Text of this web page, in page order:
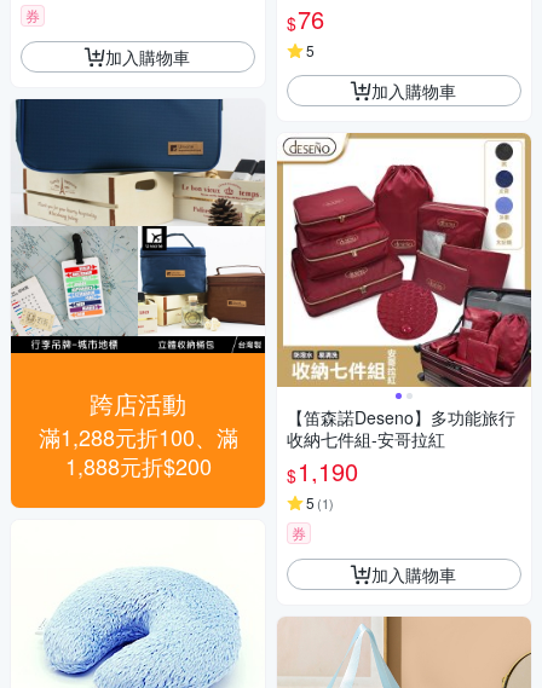
券
加入購物車
跨店活動
滿1,288元折100、滿
1,888元折$200
車自行車皆可使用 行李箱掛鉤
行李綁帶
$76
5
加入購物車
【笛森諾Deseno】多功能旅行
收納七件組-安哥拉紅
$1,190
5 (1)
券
加入購物車